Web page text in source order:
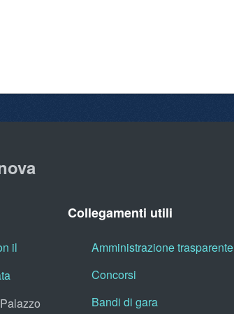
il
Collegamenti utili
Amministrazione trasparente
Concorsi
Bandi di gara